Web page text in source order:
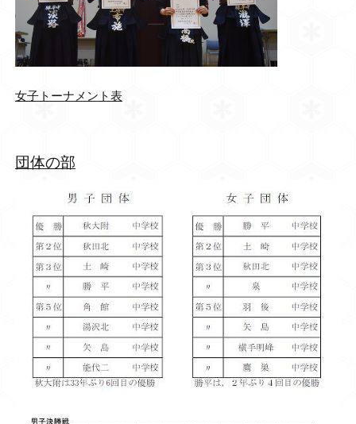
女子トーナメント表
団体の部